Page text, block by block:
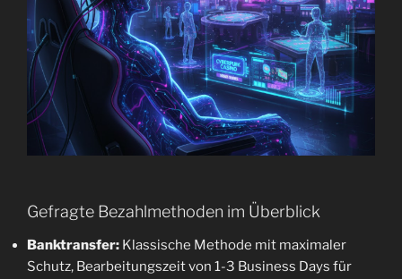
Gefragte Bezahlmethoden im Überblick
Banktransfer: Klassische Methode mit maximaler
Schutz, Bearbeitungszeit von 1-3 Business Days für